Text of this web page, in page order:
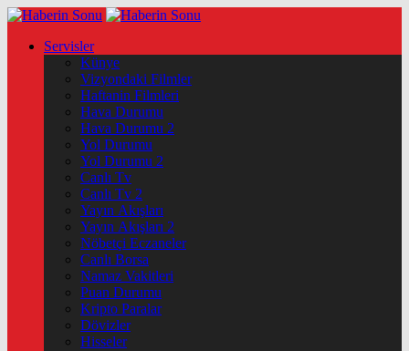
Servisler
Künye
Vizyondaki Filmler
Haftanin Filmleri
Hava Durumu
Hava Durumu 2
Yol Durumu
Yol Durumu 2
Canlı Tv
Canlı Tv 2
Yayın Akışları
Yayın Akışları 2
Nöbetçi Eczaneler
Canlı Borsa
Namaz Vakitleri
Puan Durumu
Kripto Paralar
Dövizler
Hisseler